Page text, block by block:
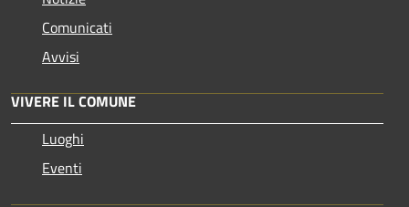
Comunicati
Avvisi
VIVERE IL COMUNE
Luoghi
Eventi